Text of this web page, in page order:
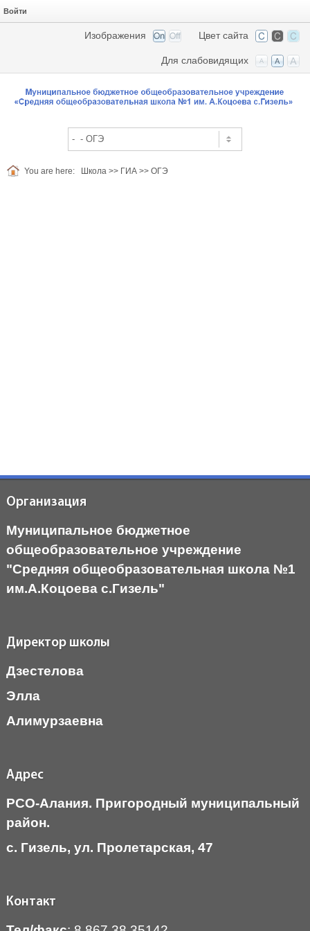
Войти
Цвет сайта
Изображения
Для слабовидящих
You are here: Шкoлa >> ГИА >> ОГЭ
Организация
Муниципальное бюджетное
общеобразовательное учреждение
"Средняя общеобразовательная школа №1
им.А.Коцоева с.Гизель"
Директор школы
Дзестелова
Элла
Алимурзаевна
Адрес
РСО-Алания. Пригородный муниципальный
район.
c. Гизель, ул. Пролетарская, 47
Контакт